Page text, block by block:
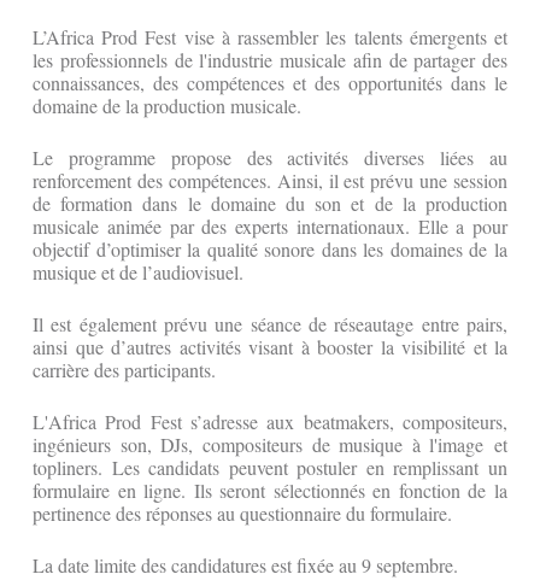
L’Africa Prod Fest vise à rassembler les talents émergents et
les professionnels de l'industrie musicale afin de partager des
connaissances, des compétences et des opportunités dans le
domaine de la production musicale.
Le programme propose des activités diverses liées au
renforcement des compétences. Ainsi, il est prévu une session
de formation dans le domaine du son et de la production
musicale animée par des experts internationaux. Elle a pour
objectif d’optimiser la qualité sonore dans les domaines de la
musique et de l’audiovisuel.
Il est également prévu une séance de réseautage entre pairs,
ainsi que d’autres activités visant à booster la visibilité et la
carrière des participants.
L'Africa Prod Fest s’adresse aux beatmakers, compositeurs,
ingénieurs son, DJs, compositeurs de musique à l'image et
topliners. Les candidats peuvent postuler en remplissant un
formulaire en ligne. Ils seront sélectionnés en fonction de la
pertinence des réponses au questionnaire du formulaire.
La date limite des candidatures est fixée au 9 septembre.